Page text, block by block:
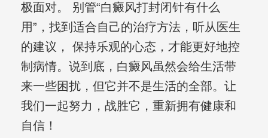
极面对。 别管“白癜风打封闭针有什么
用”，找到适合自己的治疗方法，听从医生
的建议， 保持乐观的心态，才能更好地控
制病情。说到底，白癜风虽然会给生活带
来一些困扰，但它并不是生活的全部。让
我们一起努力，战胜它，重新拥有健康和
自信！